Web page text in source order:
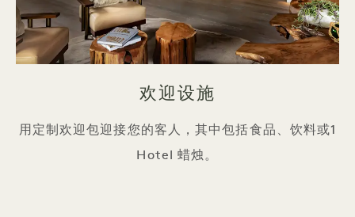
欢迎设施
用定制欢迎包迎接您的客人，其中包括食品、饮料或1
Hotel 蜡烛。